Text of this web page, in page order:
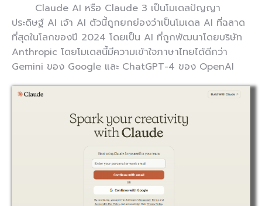
Claude AI หรือ Claude 3 เป็นโมเดลปัญญา
ประดิษฐ์ AI เจ้า AI ตัวนี้ถูกยกย่องว่าเป็นโมเดล AI ที่ฉลาด
ที่สุดในโลกของปี 2024 โดยเป็น AI ที่ถูกพัฒนาโดยบริษัท
Anthropic โดยโมเดลนี้มีความเข้าใจภาษาไทยได้ดีกว่า
Gemini ของ Google และ ChatGPT-4 ของ OpenAI